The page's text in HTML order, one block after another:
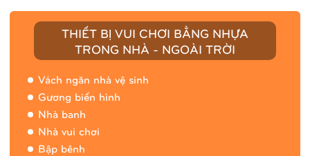
THIẾT BỊ VUI CHƠI BẰNG NHỰA
TRONG NHÀ - NGOÀI TRỜI
Vách ngăn nhà vệ sinh
Gương biến hình
Nhà banh
Nhà vui chơi
Bập bênh